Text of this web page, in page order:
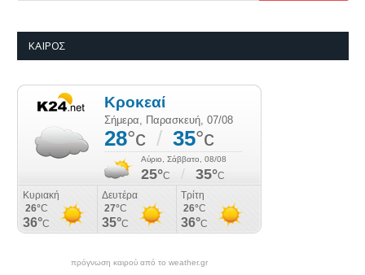
ΚΑΙΡΌΣ
πρόγνωση καιρού από το weather.gr